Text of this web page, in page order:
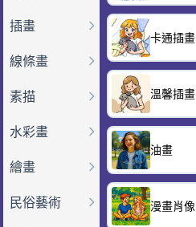
插畫
線條畫
素描
水彩畫
繪畫
民俗藝術
卡通插畫
溫馨插畫
油畫
漫畫肖像